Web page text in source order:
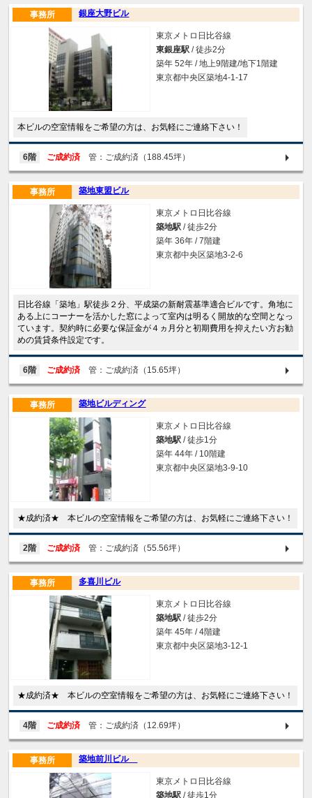
銀座大野ビル
事務所
東京メトロ日比谷線
東銀座駅 / 徒歩2分
築年 52年 / 地上9階建/地下1階建
東京都中央区築地4-1-17
本ビルの空室情報をご希望の方は、お気軽にご連絡下さい！
6階 ご成約済 管：ご成約済（188.45坪）
築地東盟ビル
事務所
東京メトロ日比谷線
築地駅 / 徒歩2分
築年 36年 / 7階建
東京都中央区築地3-2-6
日比谷線「築地」駅徒歩２分、平成築の新耐震基準適合ビルです。角地に
ある上にコーナーを活かした窓によって室内は明るく開放的な空間となっ
ています。契約時に必要な保証金が４ヵ月分と初期費用を抑えたい方お勧
めの賃貸条件設定です。
6階 ご成約済 管：ご成約済（15.65坪）
築地ビルディング
事務所
東京メトロ日比谷線
築地駅 / 徒歩1分
築年 44年 / 10階建
東京都中央区築地3-9-10
★成約済★ 本ビルの空室情報をご希望の方は、お気軽にご連絡下さい！
2階 ご成約済 管：ご成約済（55.56坪）
多喜川ビル
事務所
東京メトロ日比谷線
築地駅 / 徒歩2分
築年 45年 / 4階建
東京都中央区築地3-12-1
★成約済★ 本ビルの空室情報をご希望の方は、お気軽にご連絡下さい！
4階 ご成約済 管：ご成約済（12.69坪）
築地前川ビル
事務所
東京メトロ日比谷線
築地駅 / 徒歩1分